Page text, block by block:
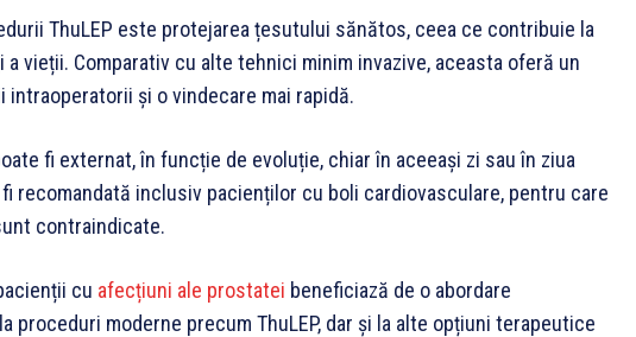
ThuLEP este protejarea țesutului sănătos, ceea ce contribuie la
vieții. Comparativ cu alte tehnici minim invazive, aceasta oferă un
și o vindecare mai rapidă.
fi externat, în funcție de evoluție, chiar în aceeași zi sau în ziua
recomandată inclusiv pacienților cu boli cardiovasculare, pentru care
contraindicate.
cu afecțiuni ale prostatei beneficiază de o abordare
proceduri moderne precum ThuLEP, dar și la alte opțiuni terapeutice